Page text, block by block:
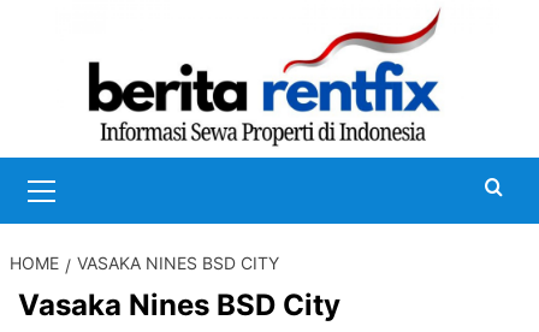
Menu
HOME VASAKA NINES BSD CITY
Vasaka Nines BSD City